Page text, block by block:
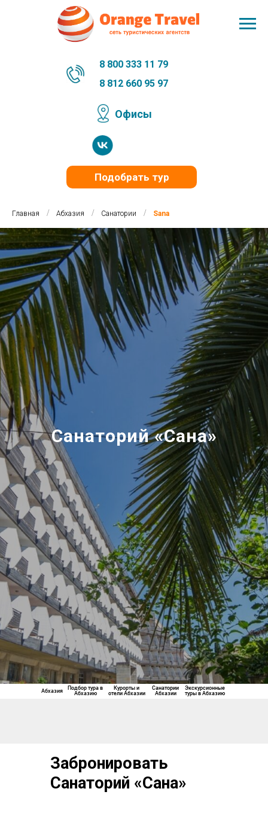
Подобрать тур
Офисы
8 812 660 95 97
8 800 333 11 79
Главная / Абхазия / Санатории / Sana
Санаторий «Сана»
Подбор тура в
Абхазию
Курорты и
отели Абхазии
Санатории
Абхазии
Экскурсионные
туры в Абхазию
Абхазия
Забронировать
Санаторий «Сана»